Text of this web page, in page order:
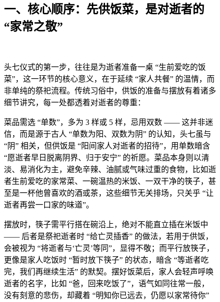
一、核心顺序：先供饭菜，是对逝者的
“家常之敬”
头七仪式的第一步，往往是为逝者准备一桌 “生前爱吃的饭
菜”，这一环节的核心意义，在于延续 “家人共餐” 的温情，而
非单纯的祭祀流程。传统习俗中，供饭的准备与摆放有着诸多
细节讲究，每一处都透着对逝者的尊重：
菜品需选 “单数”，多为 3 样或 5 样，忌用双数 —— 这并非迷
信，而是源于古人 “单数为阳、双数为阴” 的认知，头七虽与
“阴” 相关，但供饭是 “阳间家人对逝者的招待”，用单数暗含
“愿逝者早日脱离阴界、归于安宁” 的祈愿。菜品本身则以清
淡、易消化为主，避免辛辣、油腻或气味过重的食物，比如逝
者生前爱吃的家常菜、一碗温热的米饭、一双干净的筷子，甚
至是一杯他曾喜欢的酒或茶，这些细节无关排场，只关乎 “让
逝者再尝一口家的味道”。
摆放时，筷子需平行搭在碗沿上，绝对不能直立插在米饭中
—— 后者是祭祀逝者时 “给亡灵插香” 的做法，若用于供饭，
会被视为 “将逝者与‘亡灵’等同”，显得不敬；而平行放筷子，
更像是家人吃饭时 “暂时放下筷子” 的状态，暗含 “等逝者吃
完，我们再继续生活” 的默契。摆好饭菜后，家人会轻声呼唤
逝者的名字，比如 “爸，回来吃饭了”，语气如同往常一般，
没有刻意的悲伤，却藏着 “明知你已远去，仍愿以家常待你”